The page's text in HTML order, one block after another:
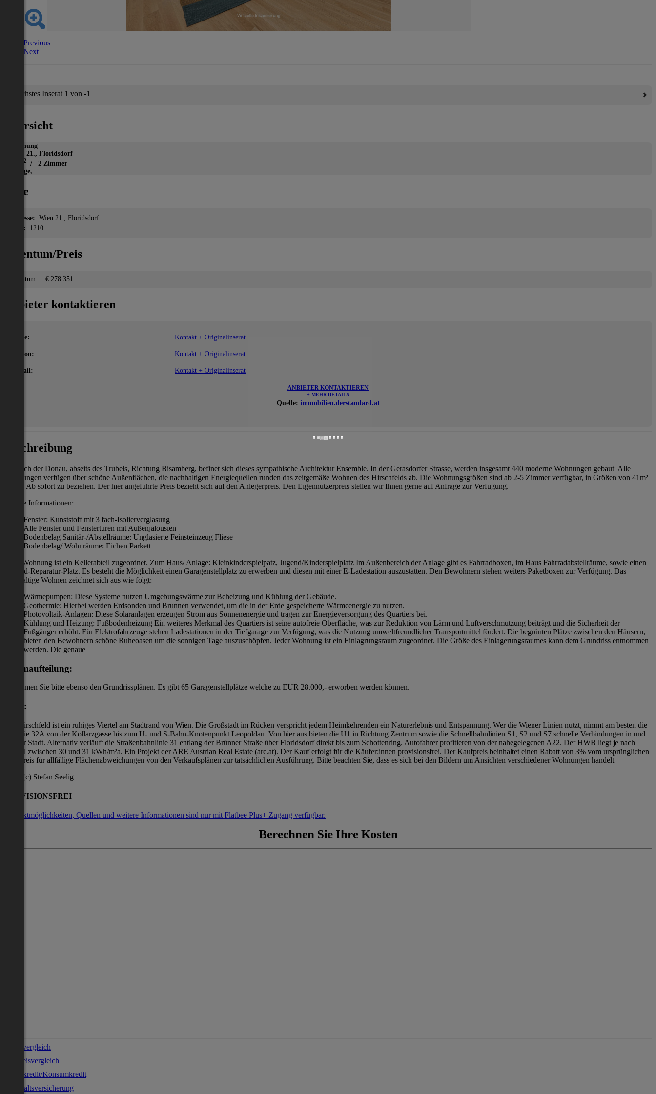
Previous
Next
Nächstes Inserat 1 von -1
Übersicht
Wohnung
Wien 21., Floridsdorf
2 / 2 Zimmer
Garage,
Lage
Adresse: Wien 21., Floridsdorf
PLZ:
1210
Eigentum/Preis
Eigentum: € 278 351
Anbieter kontaktieren
Name: Kontakt + Originalinserat
Telefon: Kontakt + Originalinserat
E-Mail: Kontakt + Originalinserat
ANBIETER KONTAKTIEREN
+ MEHR DETAILS
Quelle: immobilien.derstandard.at
Beschreibung
Nördlich der Donau, abseits des Trubels, Richtung Bisamberg, befinet sich dieses sympathische Architektur Ensemble. In der Gerasdorfer Strasse, werden insgesamt 440 moderne Wohnungen gebaut. Alle
Wohnungen verfügen über schöne Außenflächen, die nachhaltigen Energiequellen runden das zeitgemäße Wohnen des Hirschfelds ab. Die Wohnungsgrößen sind ab 2-5 Zimmer verfügbar, in Größen von 41m²
-96m². Ab sofort zu beziehen. Der hier angeführte Preis bezieht sich auf den Anlegerpreis. Den Eigennutzerpreis stellen wir Ihnen gerne auf Anfrage zur Verfügung.
weitere Informationen:
Fenster: Kunststoff mit 3 fach-Isolierverglasung
Alle Fenster und Fenstertüren mit Außenjalousien
Bodenbelag Sanitär-/Abstellräume: Unglasierte Feinsteinzeug Fliese
Bodenbelag/ Wohnräume: Eichen Parkett
Jeder Wohnung ist ein Kellerabteil zugeordnet. Zum Haus/ Anlage: Kleinkinderspielpatz, Jugend/Kinderspielplatz Im Außenbereich der Anlage gibt es Fahrradboxen, im Haus Fahrradabstellräume, sowie einen
Fahrrad-Reparatur-Platz. Es besteht die Möglichkeit einen Garagenstellplatz zu erwerben und diesen mit einer E-Ladestation auszustatten. Den Bewohnern stehen weiters Paketboxen zur Verfügung. Das
nachhaltige Wohnen zeichnet sich aus wie folgt:
Wärmepumpen: Diese Systeme nutzen Umgebungswärme zur Beheizung und Kühlung der Gebäude.
Geothermie: Hierbei werden Erdsonden und Brunnen verwendet, um die in der Erde gespeicherte Wärmeenergie zu nutzen.
Photovoltaik-Anlagen: Diese Solaranlagen erzeugen Strom aus Sonnenenergie und tragen zur Energieversorgung des Quartiers bei.
Kühlung und Heizung: Fußbodenheizung Ein weiteres Merkmal des Quartiers ist seine autofreie Oberfläche, was zur Reduktion von Lärm und Luftverschmutzung beiträgt und die Sicherheit der
Fußgänger erhöht. Für Elektrofahrzeuge stehen Ladestationen in der Tiefgarage zur Verfügung, was die Nutzung umweltfreundlicher Transportmittel fördert. Die begrünten Plätze zwischen den Häusern,
bieten den Bewohnern schöne Ruheoasen um die sonnigen Tage auszuschöpfen. Jeder Wohnung ist ein Einlagrungsraum zugeordnet. Die Größe des Einlagerungsraumes kann dem Grundriss entnommen
werden. Die genaue
Raumaufteilung:
entnehmen Sie bitte ebenso den Grundrissplänen. Es gibt 65 Garagenstellplätze welche zu EUR 28.000,- erworben werden können.
Lage:
Das Hirschfeld ist ein ruhiges Viertel am Stadtrand von Wien. Die Großstadt im Rücken verspricht jedem Heimkehrenden ein Naturerlebnis und Entspannung. Wer die Wiener Linien nutzt, nimmt am besten die
Buslinie 32A von der Kollarzgasse bis zum U- und S-Bahn-Knotenpunkt Leopoldau. Von hier aus bieten die U1 in Richtung Zentrum sowie die Schnellbahnlinien S1, S2 und S7 schnelle Verbindungen in und
aus der Stadt. Alternativ verläuft die Straßenbahnlinie 31 entlang der Brünner Straße über Floridsdorf direkt bis zum Schottenring. Autofahrer profitieren von der nahegelegenen A22. Der HWB liegt je nach
Bauteil zwischen 30 und 31 kWh/m²a. Ein Projekt der ARE Austrian Real Estate (are.at). Der Kauf erfolgt für die Käufer:innen provisionsfrei. Der Kaufpreis beinhaltet einen Rabatt von 3% vom ursprünglichen
Kaufpreis für allfällige Flächenabweichungen von den Verkaufsplänen zur tatsächlichen Ausführung. Bitte beachten Sie, dass es sich bei den Bildern um Ansichten verschiedener Wohnungen handelt.
Fotos (c) Stefan Seelig
PROVISIONSFREI
Kontaktmöglichkeiten, Quellen und weitere Informationen sind nur mit Flatbee Plus+ Zugang verfügbar.
Berechnen Sie Ihre Kosten
Stromvergleich
Gaspreisvergleich
Sofortkredit/Konsumkredit
Haushaltsversicherung